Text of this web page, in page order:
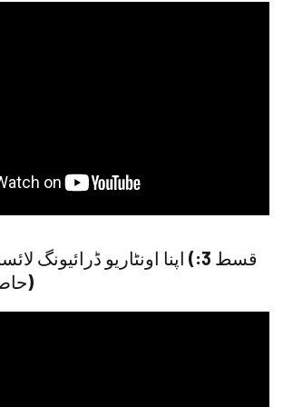
اپنا اونٹاریو ڈرائیونگ
اپنا G2 حاصل کریں)